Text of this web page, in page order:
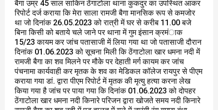
बैगा उम्र 45 साल साकिन ठेंगाटोला थाना कुकदुर का उपस्थित आकर
रिपोर्ट दर्ज कराया कि मेरा साला रामजी बैगा मानसिक रूप से कमजोर
था जो दिनांक 26.05.2023 को रात्री में घर से करीब 11.00 बजे
बिना किसी को बताये चले जाने पर थाना में गुम इंसान क्रमंाक
15/23 कायम कर जांच पतासाजी में लिया गया था जो पतासाजी दौरान
दिनांक 01.06.2023 को सूचना मिली कि ठेंगाटोला खार धमना नदी में
रामजी बैगा का शव मिलने पर मौके पर देहाती मर्ग कायम कर जांच
पंचनामा कार्यवाही कर मृतक के शव का मेडिकल कॉलेज रायपुर से पीएम
कराया गया डां. द्वारा पीएम रिपोर्ट में मृतक की मृत्यु हत्या करना लेख
किया गया है जांच पर पाया गया कि दिनांक 01.06.2023 को दोपहर
ठेंगाटोला खार धमना नदी किनारे परिजन द्वारा खोजते समय नदी किनारे